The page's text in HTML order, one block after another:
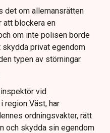
det om allemansrätten
att blockera en
om inte polisen borde
privat egendom
typen av störningar.
vid
region Väst, har
ordningsvakter, rätt
och skydda sin egendom